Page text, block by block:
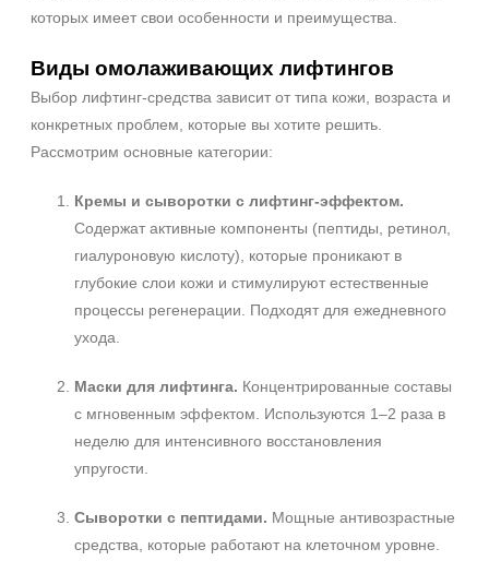
которых имеет свои особенности и преимущества.
Виды омолаживающих лифтингов
Выбор лифтинг-средства зависит от типа кожи, возраста и
конкретных проблем, которые вы хотите решить.
Рассмотрим основные категории:
Кремы и сыворотки с лифтинг-эффектом.
Содержат активные компоненты (пептиды, ретинол,
гиалуроновую кислоту), которые проникают в
глубокие слои кожи и стимулируют естественные
процессы регенерации. Подходят для ежедневного
ухода.
Маски для лифтинга. Концентрированные составы
с мгновенным эффектом. Используются 1–2 раза в
неделю для интенсивного восстановления
упругости.
Сыворотки с пептидами. Мощные антивозрастные
средства, которые работают на клеточном уровне.